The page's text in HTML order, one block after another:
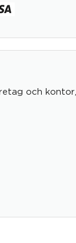
och kontor